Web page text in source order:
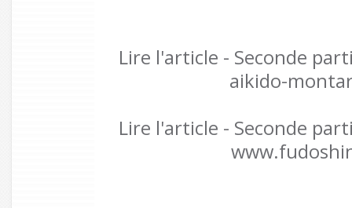
Lire l'article - Seconde
aikido-
Lire l'article - Seconde